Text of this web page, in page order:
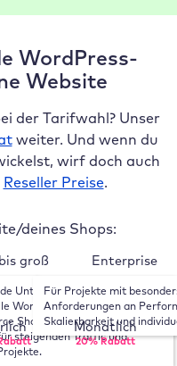
WordPress-
Website
der Tarifwahl? Unser
weiter. Und wenn du
wirf doch auch
Reseller Preise.
deines Shops:
groß
Unternehmen,
WordPress Websites und
Shops. Mehr Leistung und
steigenden Traffic und
Enterprise
Für Projekte mit
Anforderungen an
Skalierbarkeit und
Zahlungsrhythmus:
Monatlich
20% Rabatt